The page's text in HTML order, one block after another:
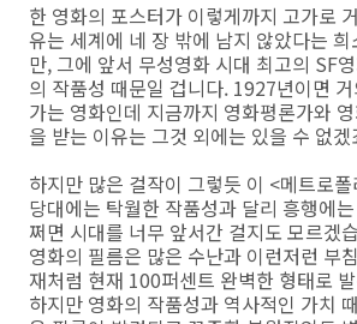
한 영화의 포스터가 이렇게까지 고가로
유는 세계에 네 장 밖에 남지 않았다는
만, 그에 앞서 무성영화 시대 최고의 SF
의 작품성 때문일 겁니다. 1927년이면
가는 영화인데 지금까지 영화평론가와
을 받는 이유는 그것 외에는 있을 수 없겠
하지만 많은 걸작이 그렇듯 이 <메트로
당대에는 탁월한 작품성과 달리 흥행에
쩌면 시대를 너무 앞서간 걸지도 모르겠
영화의 필름은 많은 수난과 이런저런 부
재처럼 현재 100퍼센트 완벽한 형태로
하지만 영화의 작품성과 역사적인 가치